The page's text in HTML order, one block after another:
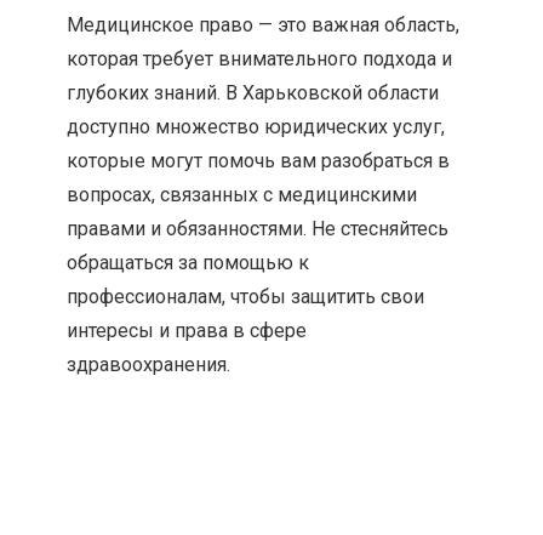
Медицинское право — это важная область,
которая требует внимательного подхода и
глубоких знаний. В Харьковской области
доступно множество юридических услуг,
которые могут помочь вам разобраться в
вопросах, связанных с медицинскими
правами и обязанностями. Не стесняйтесь
обращаться за помощью к
профессионалам, чтобы защитить свои
интересы и права в сфере
здравоохранения.